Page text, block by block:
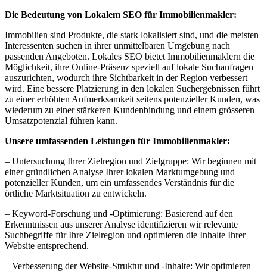
Die Bedeutung von Lokalem SEO für Immobilienmakler:
Immobilien sind Produkte, die stark lokalisiert sind, und die meisten
Interessenten suchen in ihrer unmittelbaren Umgebung nach
passenden Angeboten. Lokales SEO bietet Immobilienmaklern die
Möglichkeit, ihre Online-Präsenz speziell auf lokale Suchanfragen
auszurichten, wodurch ihre Sichtbarkeit in der Region verbessert
wird. Eine bessere Platzierung in den lokalen Suchergebnissen führt
zu einer erhöhten Aufmerksamkeit seitens potenzieller Kunden, was
wiederum zu einer stärkeren Kundenbindung und einem grösseren
Umsatzpotenzial führen kann.
Unsere umfassenden Leistungen für Immobilienmakler:
– Untersuchung Ihrer Zielregion und Zielgruppe: Wir beginnen mit
einer gründlichen Analyse Ihrer lokalen Marktumgebung und
potenzieller Kunden, um ein umfassendes Verständnis für die
örtliche Marktsituation zu entwickeln.
– Keyword-Forschung und -Optimierung: Basierend auf den
Erkenntnissen aus unserer Analyse identifizieren wir relevante
Suchbegriffe für Ihre Zielregion und optimieren die Inhalte Ihrer
Website entsprechend.
– Verbesserung der Website-Struktur und -Inhalte: Wir optimieren